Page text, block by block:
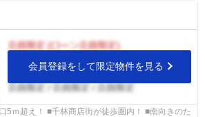
会員登録をして限定物件を見る
5ｍ超え！ ■千林商店街が徒歩圏内！ ■南向きのた